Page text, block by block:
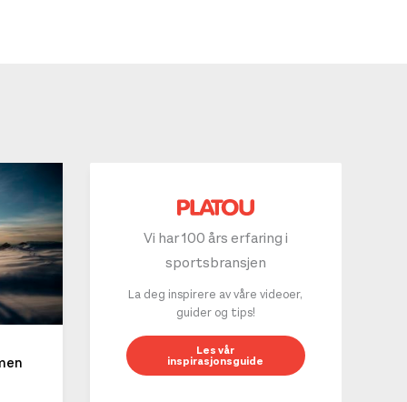
Vi har 100 års erfaring i
sportsbransjen
La deg inspirere av våre videoer,
guider og tips!
Les vår
inspirasjonsguide